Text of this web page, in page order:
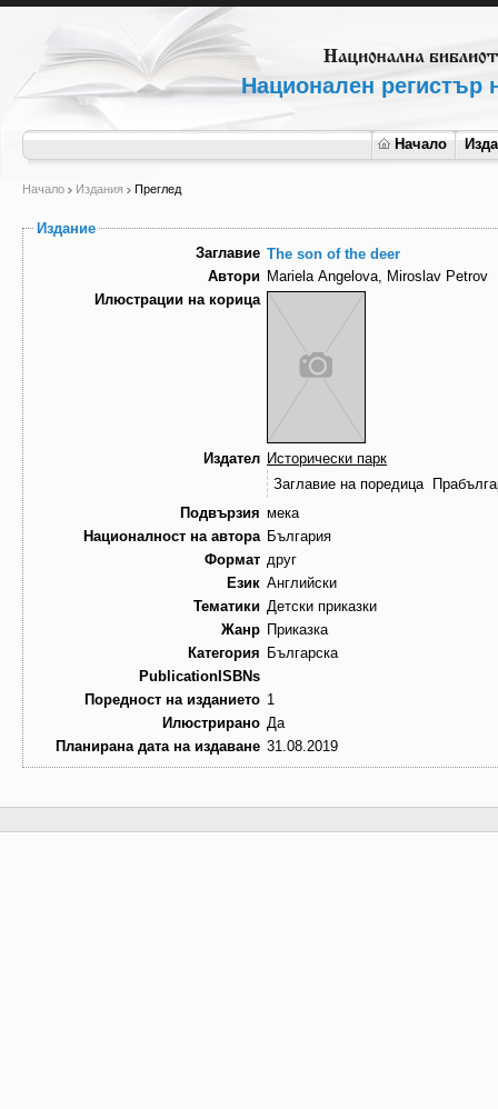
Национален регистър
Начало
Начало Издания Преглед
Издание
Заглавие The son of the deer
Автори Mariela Angelova, Miroslav Petrov
Илюстрации на корица
Издател Исторически парк
Заглавие на поредица
Подвързия мека
Националност на автора България
Формат друг
Език Английски
Тематики Детски приказки
Жанр Приказка
Категория Българска
PublicationISBNs
Поредност на изданието 1
Илюстрирано Да
Планирана дата на издаване 31.08.2019